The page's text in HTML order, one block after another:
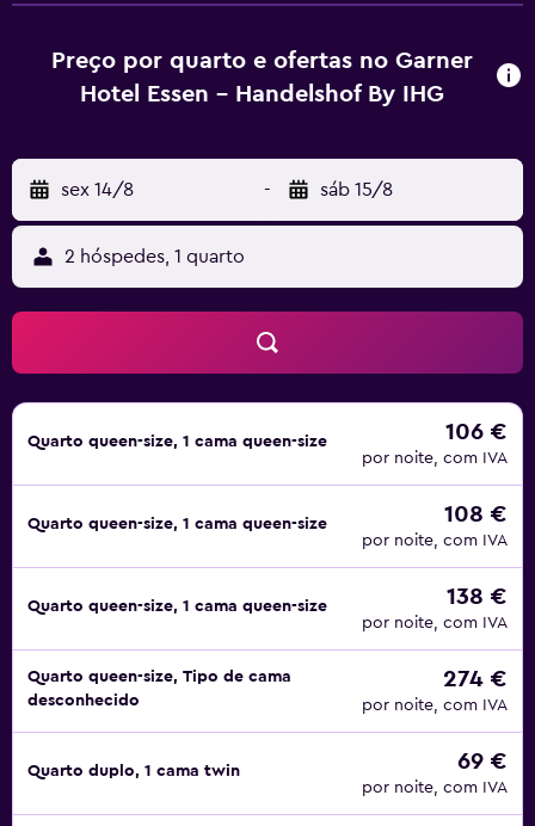
Preço por quarto e ofertas no Garner
Hotel Essen - Handelshof By IHG
sex 14/8 - sáb 15/8
2 hóspedes, 1 quarto
Quarto queen-size, 1 cama queen-size 106 €
por noite, com IVA
Quarto queen-size, 1 cama queen-size 108 €
por noite, com IVA
Quarto queen-size, 1 cama queen-size 138 €
por noite, com IVA
Quarto queen-size, Tipo de cama
desconhecido
274 €
por noite, com IVA
Quarto duplo, 1 cama twin 69 €
por noite, com IVA